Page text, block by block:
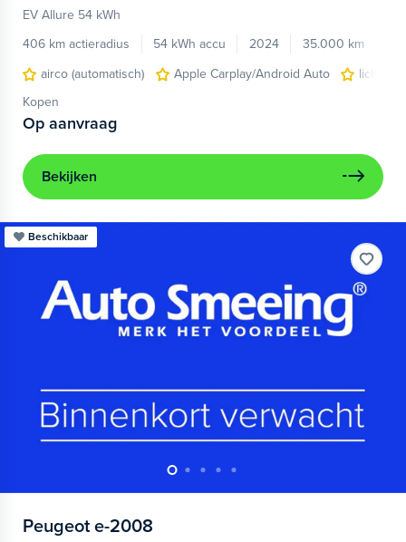
EV Allure 54 kWh
406 km actieradius
54 kWh accu 2024
35.000 km
airco (automatisch)
Apple Carplay/Android Auto
Kopen
Op aanvraag
Bekijken
Beschikbaar
Peugeot e-2008